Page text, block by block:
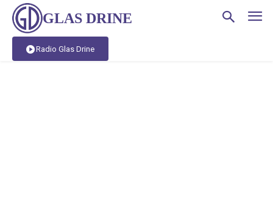
GLAS DRINE
Radio Glas Drine